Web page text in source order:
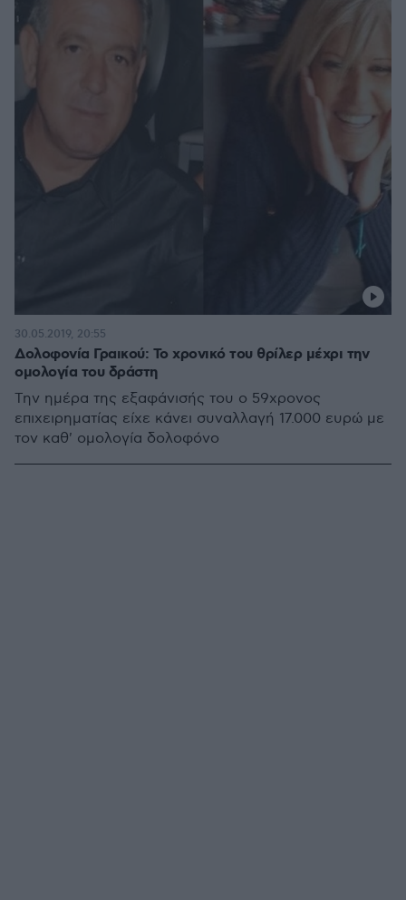
Δολοφονία Γραικού: Το χρονικό του θρίλερ μέχρι την
ομολογία του δράστη
Την ημέρα της εξαφάνισής του ο 59χρονος
επιχειρηματίας είχε κάνει συναλλαγή 17.000 ευρώ με
τον καθ' ομολογία δολοφόνο
30.05.2019, 20:55